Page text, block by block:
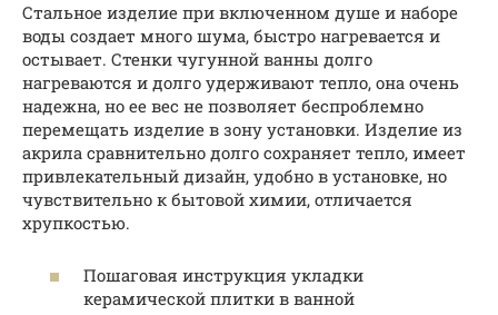
Стальное изделие при включенном душе и наборе
воды создает много шума, быстро нагревается и
остывает. Стенки чугунной ванны долго
нагреваются и долго удерживают тепло, она очень
надежна, но ее вес не позволяет беспроблемно
перемещать изделие в зону установки. Изделие из
акрила сравнительно долго сохраняет тепло, имеет
привлекательный дизайн, удобно в установке, но
чувствительно к бытовой химии, отличается
хрупкостью.
Пошаговая инструкция укладки
керамической плитки в ванной